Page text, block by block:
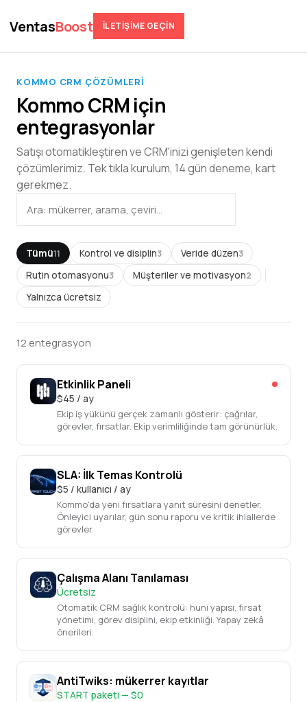
VentasBoost İLETIŞIME GEÇIN
KOMMO CRM ÇÖZÜMLERI
Kommo CRM için
entegrasyonlar
Satışı otomatikleştiren ve CRM'inizi genişleten kendi
çözümlerimiz. Tek tıkla kurulum, 14 gün deneme, kart
gerekmez.
Tümü11 Kontrol ve disiplin3 Veride düzen3
Rutin otomasyonu3 Müşteriler ve motivasyon2
Yalnızca ücretsiz
12 entegrasyon
Etkinlik Paneli
$45 / ay
Ekip iş yükünü gerçek zamanlı gösterir: çağrılar,
görevler, fırsatlar. Ekip verimliliğinde tam görünürlük.
SLA: İlk Temas Kontrolü
$5 / kullanıcı / ay
Kommo'da yeni fırsatlara yanıt süresini denetler.
Önleyici uyarılar, gün sonu raporu ve kritik ihlallerde
görevler.
Çalışma Alanı Tanılaması
Ücretsiz
Otomatik CRM sağlık kontrolü: huni yapısı, fırsat
yönetimi, görev disiplini, ekip etkinliği. Yapay zekâ
önerileri.
AntiTwiks: mükerrer kayıtlar
START paketi — $0